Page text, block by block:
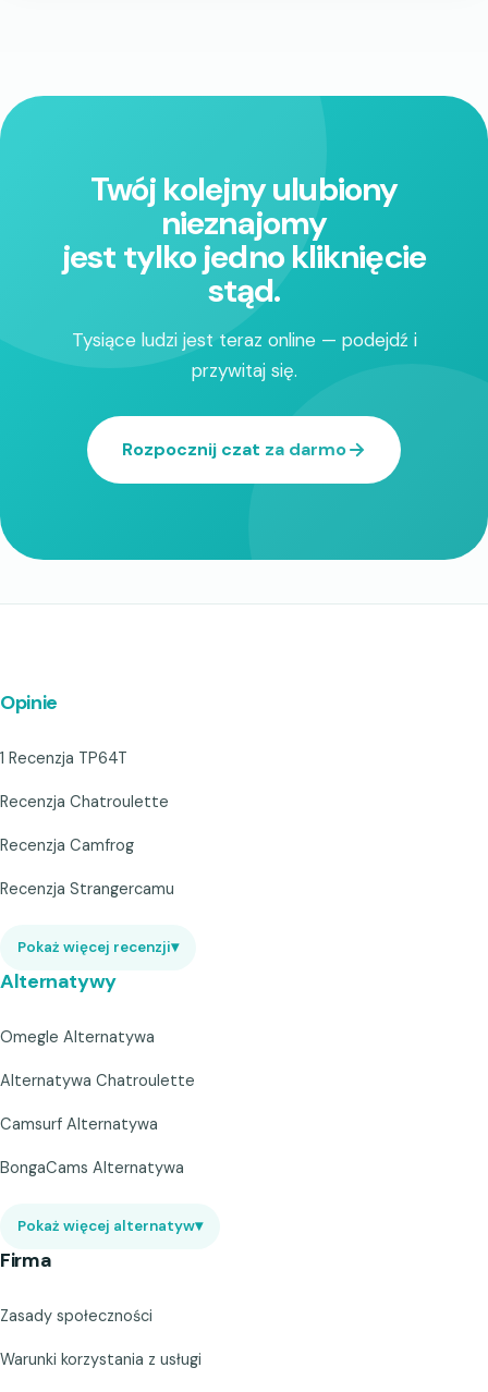
Twój kolejny ulubiony
nieznajomy
jest tylko jedno kliknięcie
stąd.
Tysiące ludzi jest teraz online — podejdź i
przywitaj się.
Rozpocznij czat za darmo
Opinie
1 Recenzja TP64T
Recenzja Chatroulette
Recenzja Camfrog
Recenzja Strangercamu
Pokaż więcej recenzji▾
Alternatywy
Omegle Alternatywa
Alternatywa Chatroulette
Camsurf Alternatywa
BongaCams Alternatywa
Pokaż więcej alternatyw▾
Firma
Zasady społeczności
Warunki korzystania z usługi